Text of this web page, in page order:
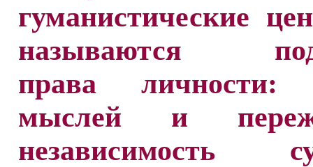
гуманистические
называются
права личности:
мыслей и
независимость